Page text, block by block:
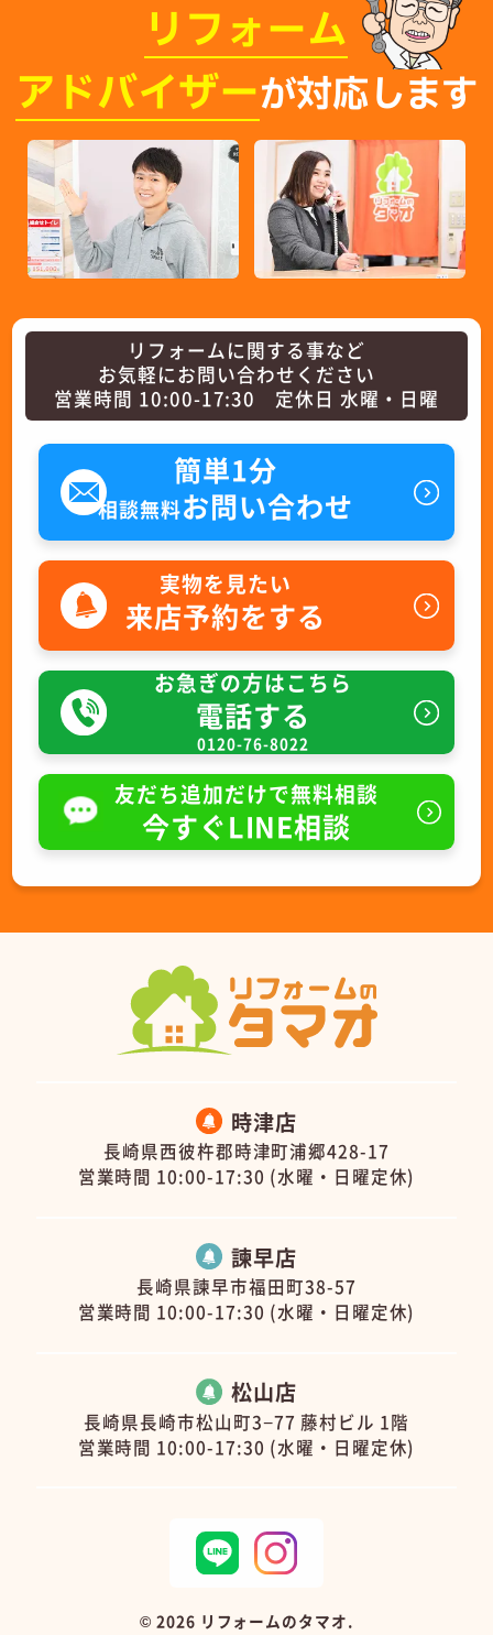
リフォーム
アドバイザーが対応します
リフォームに関する事など
お気軽にお問い合わせください
営業時間 10:00-17:30 定休日 水曜・日曜
簡単1分
相談無料お問い合わせ
実物を見たい
来店予約をする
お急ぎの方はこちら
電話する
0120-76-8022
友だち追加だけで無料相談
今すぐLINE相談
時津店
長崎県西彼杵郡時津町浦郷428-17
営業時間 10:00-17:30 (水曜・日曜定休)
諫早店
長崎県諫早市福田町38-57
営業時間 10:00-17:30 (水曜・日曜定休)
松山店
長崎県長崎市松山町3−77 藤村ビル 1階
営業時間 10:00-17:30 (水曜・日曜定休)
© 2026 リフォームのタマオ.